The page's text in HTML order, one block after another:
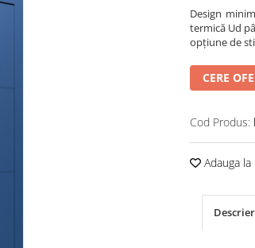
Design
termică Ud
opțiune de
CERE
Cod Produs:
Adauga la